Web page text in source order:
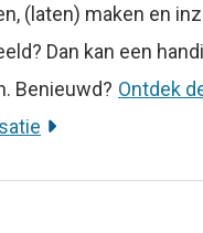
(laten) maken en
Dan kan een
Benieuwd? Ontdek